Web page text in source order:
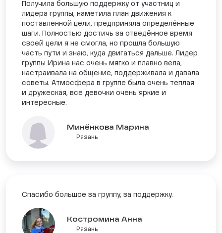
Получила большую поддержку от участниц и
лидера группы, наметила план движения к
поставленной цели, предприняла определённые
шаги. Полностью достичь за отведённое время
своей цели я не смогла, но прошла большую
часть пути и знаю, куда двигаться дальше. Лидер
группы Ирина нас очень мягко и плавно вела,
настраивала на общение, поддерживала и давала
советы. Атмосфера в группе была очень теплая
и дружеская, все девочки очень яркие и
интересные.
Минëнкова Марина
Рязань
Спасибо большое за группу, за поддержку.
Костромина Анна
Рязань